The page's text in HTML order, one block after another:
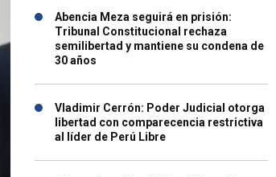
Abencia Meza seguirá en prisión:
Tribunal Constitucional rechaza
semilibertad y mantiene su condena de
30 años
Vladimir Cerrón: Poder Judicial otorga
libertad con comparecencia restrictiva
al líder de Perú Libre